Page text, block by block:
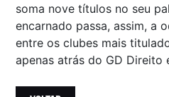
soma nove títulos no seu
encarnado passa, assim, a
entre os clubes mais
apenas atrás do GD Direito